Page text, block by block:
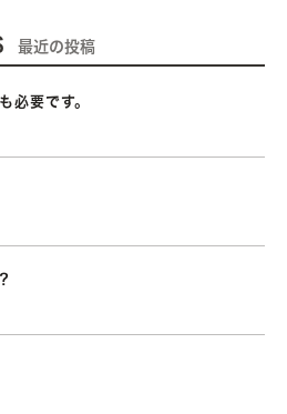
最近の投稿
必要です。